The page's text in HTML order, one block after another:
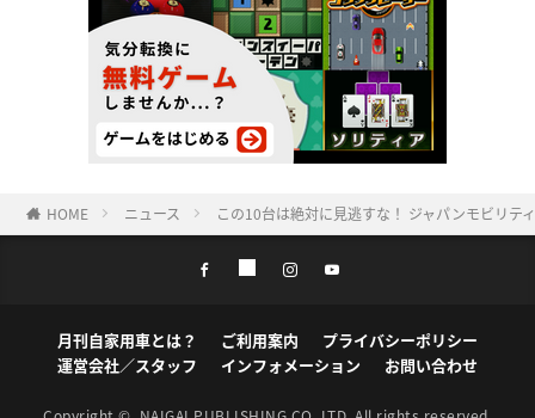
HOME ニュース この10台は絶対に見逃すな！ ジャパンモビリテ
月刊自家用車とは？ ご利用案内
プライバシーポリシー
運営会社／スタッフ
インフォメーション お問い合わせ